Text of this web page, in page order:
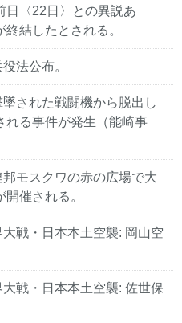
日〈22日〉との異説あ
結したとされる。
法公布。
された戦闘機から脱出し
れる事件が発生（能崎事
モスクワの赤の広場で大
催される。
戦・日本本土空襲: 岡山空
戦・日本本土空襲: 佐世保